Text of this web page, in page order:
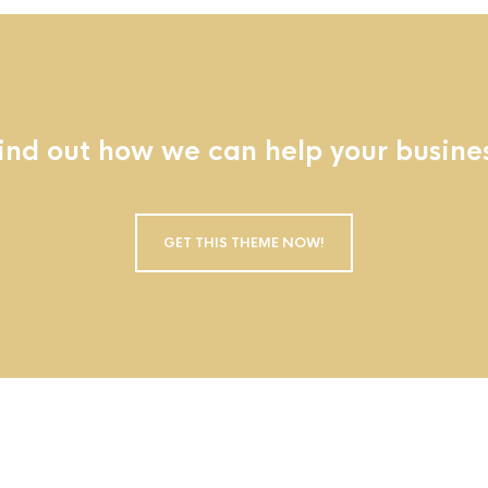
out how we can help your
GET THIS THEME NOW!